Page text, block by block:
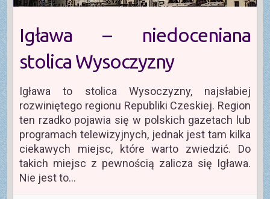
Igława – niedoceniana
stolica Wysoczyzny
Igława to stolica Wysoczyzny, najsłabiej
rozwiniętego regionu Republiki Czeskiej. Region
ten rzadko pojawia się w polskich gazetach lub
programach telewizyjnych, jednak jest tam kilka
ciekawych miejsc, które warto zwiedzić. Do
takich miejsc z pewnością zalicza się Igława.
Nie jest to…